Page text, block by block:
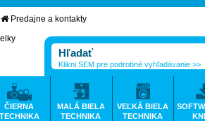
Predajne a kontakty
Klikni SEM pre podrobné vyhľadávanie >>
ČIERNA
TECHNIKA
MALÁ BIELA
TECHNIKA
VEĽKÁ BIELA
TECHNIKA